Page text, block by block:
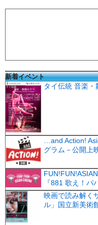
新着イベント
タイ伝統 音楽・
…and Action!
グラム－公開上
『881 歌え！パ
映画で読み解く
ル」国立新美術